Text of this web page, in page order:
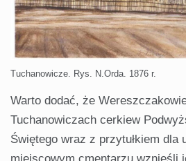
Tuchanowicze. Rys. N.Orda. 1876 r.
Warto dodać, że
Tuchanowiczach cerkiew
Świętego wraz z przytułkiem dla